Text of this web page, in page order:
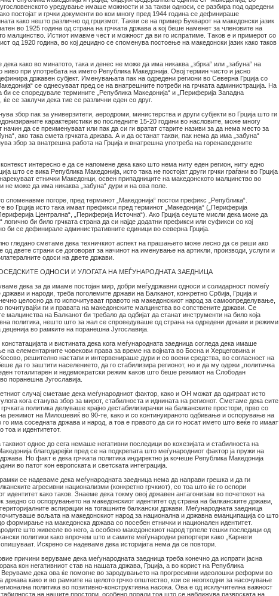
уредување имаше можности и за такви односи, се разбира под одредени
постојат и грчки документи во кои многу пред 1944 година се дефинираше
како нешто различно од грцизмот. Такви се на пример Букварот на македонски јазик
во 1925 година од страна на грчката држава а кој беше наменет за членовите на
малцинство. Истиот имавме чест и можност да ви го испратиме. Таков е и примерот со
од 1920 година, во кој децидно се споменува постоење на македонски јазик како таков
како во минатото, така и денес не може да има никаква „збрка“ или „забуна“ на
ниво при употребата на името Република Македонија. Овој термин чисто и јасно
државен субјект. Именувањата пак на одредени региони во Северна Грција со
се однесуваат пред се на внатрешните потреби на грчката администрација. На
би се споредувале термините „Република Македонија“ и „Периферија Западна
ќе се заклучи дека тие се различни еден со друг.
збор пак за универзитети, аеродроми, министерства и други субјекти во Грција што ги
карактеристики во последните 15-20 години во насловите, може многу
начин да се преименуваат или пак да си ги вратат старите називи за да нема место за
ако така смета грчката држава. А и да останат такви, пак нема да има „забуна“
збор за внатрешна работа на Грција и внатрешна употреба на горенаведените
интересно е да се напомене дека како што нема ниту еден регион, ниту едно
што се вика Република Македонија, исто така не постојат други грчки граѓани во Грција
етнички Македонци, освен припадниците на македонското малцинство во
не може да има никаква „забуна“ дури и на ова поле.
споменавме погоре, пред терминот „Македонија“ постои префикс „Република“.
во Грција исто така имаат префикси пред терминот „Македонија“ („Периферија
Централна“, „Периферија Источна“). Ако Грција сеуште мисли дека може да
логично би било грчката страна да си најде додатни префикси или суфикси со кој
би се дефинирале административните единици во северна Грција.
гледано сметаме дека техничкиот аспект на прашањето може лесно да се реши ако
од двете страни се договорат за начинот на именување на артикли, производи, услуги и
одоси на двете држави.
ОДНОСИ И УЛОГАТА НА МЕЃУНАРОДНАТА ЗАЕДНИЦА
дека за да имаме постојан мир, добри меѓудржавни односи и солидарност помеѓу
држави и народи, треба поголемите држави на Балканот, конкретно Србија, Грција и
целосно да го испочитуваат правото на македонскиот народ за самоопределување,
почитувајќи ги и правата на македонските малцинства во сопствените држави. Се
малцинства на Балканот би требало да одбијат да станат инструменти на било која
политика, нешто што за жал се спроведуваше од страна на одредени држави и режими
во рамките на поранешна Југославија.
и вистината дека кога меѓународната заедница согледа дека имаше
на елементарните човекови права за време на војната во Босна и Херцеговина и
решително настапи и интервенираше дури и со воени средства, во согласност на
да го заштити населението, да го стабилизира регионот, но и да му одржи „политичка
еден тоталитарен и недемократски режим каков што беше режимот на Слободан
поранешна Југославија.
случај сметаме дека меѓународниот фактор, како и ОН можат да одиграат исто
кога станува збор за мирот, стабилноста и иднината на регионот. Сметаме дека сите
политика делуваше крајно дестабилизирачки на балканските простори, прво со
режимот на Милошевиќ во 90-те, како и со континуираното одбивање и оспорување на
го има соседната држава и народ, а тоа е правото да си го носат името што веќе го имаат
тоа и идентитетот.
однос до сега немаше негативни последици во кохезијата и стабилноста на
благодарејќи пред се на подкрепата што меѓународниот фактор ја пружи на
Но факт е дека грчката политика индиректно ја кочеше Република Македонија
во патот кон европската и светската интеграција.
се надеваме дека меѓународната заедница нема да направи грешка и да ги
агресивни национализми (конкретно грчкиот), со тоа што ќе го оспори
идентитет како таков. Знаеме дека токму овој државен антагонизам во почетокот на
заедно со оспорувањето на македонскиот идентитет од страна на балканските држави,
аспирации на тогашните балкански држави. Меѓународната заедница
вољата на македонскиот народ за национална и државна еманципација со што
формирање на македонска држава со посебен етнички и национален идентитет.
што живееле во него, а особено македонскиот народ трпеле тешки последици од
политики како впрочем што и самите меѓународни репортери како „Карнеги
опишуваат. Искрено се надеваме дека историјата нема да се повтори.
причини веруваме дека меѓународната заедница треба конечно да испрати јасна
кон негативниот став на нашата држава, Грција, а во корист на Република
Веруваме дека ова ќе помогне во зародувањето на прогресивни идеолошки реформи во
држава како и во рамките на целото грчко општество, кои се неопходни за насочување
политика во позитивно-конструктивна насока. Ова е од исклучителна важност
на нашите простори, особено поради тоа што се наближува разврската на